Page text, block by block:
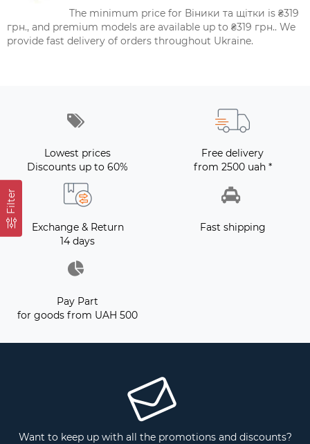
Filter
The minimum price for Віники та щітки is ₴319
грн., and premium models are available up to ₴319 грн.. We
provide fast delivery of orders throughout Ukraine.
Lowest prices
Discounts up to 60%
Free delivery
from 2500 uah *
Exchange & Return
14 days
Fast shipping
Pay Part
for goods from UAH 500
Want to keep up with all the promotions and discounts?